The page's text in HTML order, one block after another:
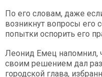
По его словам, даже
возникнут вопросы его
попытки оспорить его
Леонид Емец напомнил,
своим решением дал
городской глава,